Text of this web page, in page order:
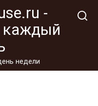
-
каждый
недели